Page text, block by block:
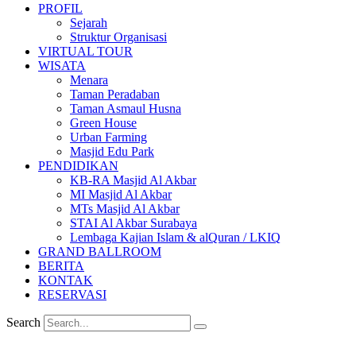
PROFIL
Sejarah
Struktur Organisasi
VIRTUAL TOUR
WISATA
Menara
Taman Peradaban
Taman Asmaul Husna
Green House
Urban Farming
Masjid Edu Park
PENDIDIKAN
KB-RA Masjid Al Akbar
MI Masjid Al Akbar
MTs Masjid Al Akbar
STAI Al Akbar Surabaya
Lembaga Kajian Islam & alQuran / LKIQ
GRAND BALLROOM
BERITA
KONTAK
RESERVASI
Search